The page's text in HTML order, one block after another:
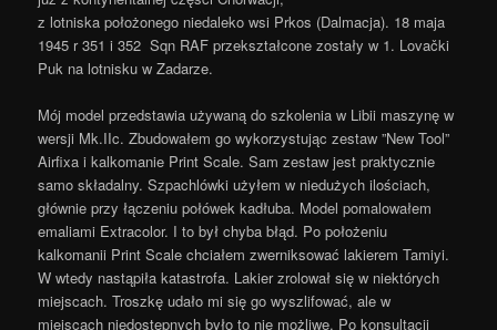
z lotniska położonego niedaleko wsi Prkos (Dalmacja). 18 maja
1945 r 351 i 352 Sqn RAF przekształcone zostały w 1. Lovački
Puk na lotnisku w Zadarze.
Mój model przedstawia używaną do szkolenia w Libii maszynę w
wersji Mk.IIc. Zbudowałem go wykorzystując zestaw ”New Tool”
Airfixa i kalkomanie Print Scale. Sam zestaw jest praktycznie
samo składalny. Szpachlówki użyłem w niedużych ilościach,
głównie przy łączeniu połówek kadłuba. Model pomalowałem
emaliami Extracolor. I to był chyba błąd. Po położeniu
kalkomanii Print Scale chciałem zwerniksować lakierem Tamiyi.
W wtedy nastąpiła katastrofa. Lakier zrolował się w niektórych
miejscach. Troszkę udało mi się go wyszlifować, ale w
miejscach niedostępnych było to nie możliwe. Po konsultacji